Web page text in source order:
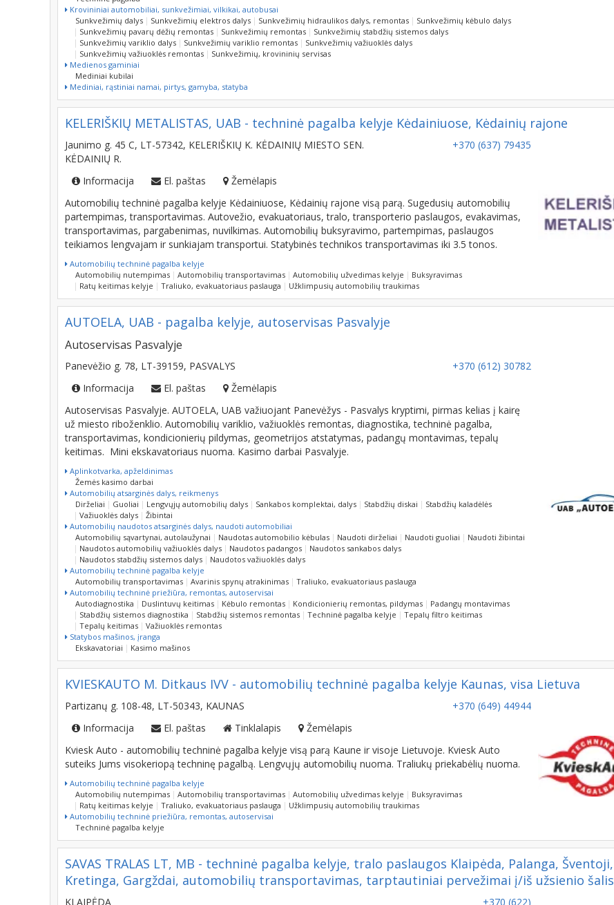
Sunkvežimių dalys
Sunkvežimių elektros dalys Sunkvežimių hidraulikos dalys, remontas
Sunkvežimių pavarų dėžių remontas
Sunkvežimių remontas
Sunkvežimių stabdžių sistemos dalys
Sunkvežimių variklio dalys
Sunkvežimių variklio remontas
Sunkvežimių važiuoklės dalys
Sunkvežimių važiuoklės remontas
Sunkvežimių, krovininių servisas
Medienos gaminiai
Mediniai kubilai
Mediniai, rąstiniai namai, pirtys, gamyba, statyba
KELERIŠKIŲ METALISTAS, UAB - techninė pagalba kelyje Kėdainiuose, Kėdainių rajone
Jaunimo g. 45 C, LT-57342, KELERIŠKIŲ K. KĖDAINIŲ MIESTO SEN.
KĖDAINIŲ R.
+370 (637) 79435
Informacija
Automobilių techninė pagalba kelyje Kėdainiuose, Kėdainių rajone visą parą. Sugedusių automobilių
partempimas, transportavimas. Autovežio, evakuatoriaus, tralo, transporterio paslaugos, evakavimas,
transportavimas, pargabenimas, nuvilkimas. Automobilių buksyravimo, partempimas, paslaugos
teikiamos lengvajam ir sunkiajam transportui. Statybinės technikos transportavimas iki 3.5 tonos.
Automobilių techninė pagalba kelyje
Automobilių nutempimas
Automobilių transportavimas
Ratų keitimas kelyje
Traliuko, evakuatoriaus paslauga Užklimpusių automobilių traukimas
AUTOELA, UAB - pagalba kelyje, autoservisas Pasvalyje
Autoservisas Pasvalyje
Panevėžio g. 78, LT-39159, PASVALYS
Informacija
El. paštas
Žemėlapis
Autoservisas Pasvalyje. AUTOELA, UAB važiuojant Panevėžys - Pasvalys kryptimi, pirmas kelias į kairę
už miesto riboženklio. Automobilių variklio, važiuoklės remontas, diagnostika, techninė pagalba,
transportavimas, kondicionierių pildymas, geometrijos atstatymas, padangų montavimas, tepalų
keitimas. Mini ekskavatoriaus nuoma. Kasimo darbai Pasvalyje.
Aplinkotvarka, apželdinimas
Žemės kasimo darbai
Automobilių atsarginės dalys, reikmenys
Dirželiai
Guoliai Lengvųjų automobilių dalys
Važiuoklės dalys
Žibintai
Automobilių naudotos atsarginės dalys, naudoti automobiliai
Automobilių sąvartynai, autolaužynai
Naudotas automobilio kėbulas
Naudotos automobilių važiuoklės dalys
Naudotos padangos
Naudotos sankabos dalys
Naudotos stabdžių sistemos dalys
Naudotos važiuoklės dalys
Automobilių techninė pagalba kelyje
Automobilių transportavimas
Avarinis spynų atrakinimas
Traliuko, evakuatoriaus paslauga
Automobilių techninė priežiūra, remontas, autoservisai
Autodiagnostika
Duslintuvų keitimas Kėbulo remontas Kondicionierių remontas, pildymas
Stabdžių sistemos diagnostika
Stabdžių sistemos remontas Techninė pagalba kelyje
Tepalų filtro keitimas
Tepalų keitimas
Važiuoklės remontas
Statybos mašinos, įranga
Ekskavatoriai
Kasimo mašinos
KVIESKAUTO M. Ditkaus IVV - automobilių techninė pagalba kelyje Kaunas, visa Lietuva
Partizanų g. 108-48, LT-50343, KAUNAS
+370 (649) 44944
Informacija
El. paštas Tinklalapis
Kviesk Auto - automobilių techninė pagalba kelyje visą parą Kaune ir visoje Lietuvoje. Kviesk Auto
suteiks Jums visokeriopą techninę pagalbą. Lengvųjų automobilių nuoma. Traliukų priekabėlių nuoma.
Automobilių techninė pagalba kelyje
Automobilių nutempimas
Automobilių transportavimas
Ratų keitimas kelyje
Traliuko, evakuatoriaus paslauga
Užklimpusių automobilių traukimas
Automobilių techninė priežiūra, remontas, autoservisai
Techninė pagalba kelyje
SAVAS TRALAS LT, MB - techninė pagalba kelyje, tralo paslaugos Klaipėda, Palanga, Šventoji,
Kretinga, Gargždai, automobilių transportavimas, tarptautiniai pervežimai į/iš užsienio šalis
KLAIPĖDA
+370 (622)